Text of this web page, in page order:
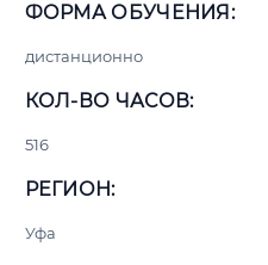
ФОРМА ОБУЧЕНИЯ:
дистанционно
КОЛ-ВО ЧАСОВ:
516
РЕГИОН:
Уфа